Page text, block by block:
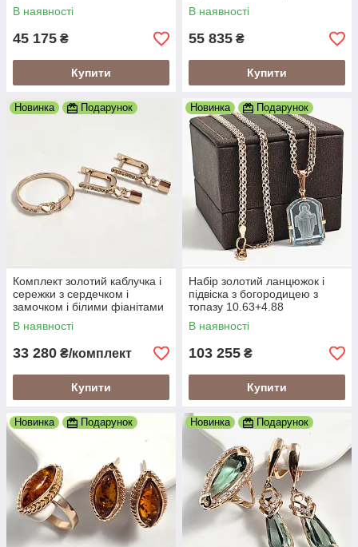
В наявності
45 175 ₴
Купити
В наявності
55 835 ₴
Купити
Новинка Подарунок
Комплект золотий каблучка і
сережки з сердечком і
замочком і білими фіанітами
5.12
В наявності
33 280 ₴/комплект
Купити
Новинка Подарунок
Набір золотий ланцюжок і
підвіска з богородицею з
топазу 10.63+4.88
В наявності
103 255 ₴
Купити
Новинка Подарунок Новинка Подарунок